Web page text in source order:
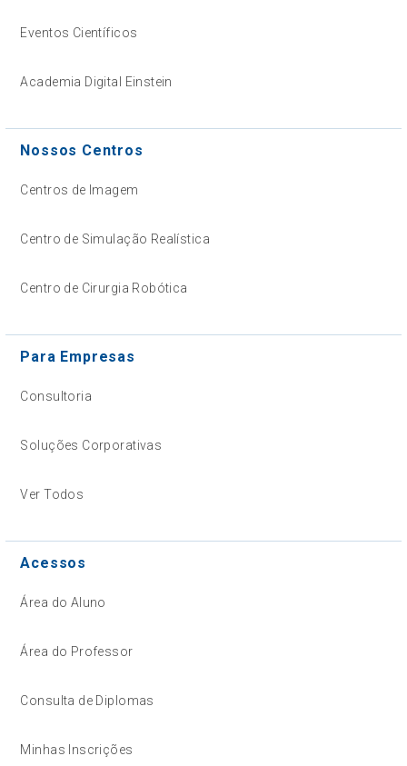
Eventos Científicos
Academia Digital Einstein
Nossos Centros
Centros de Imagem
Centro de Simulação Realística
Centro de Cirurgia Robótica
Para Empresas
Consultoria
Soluções Corporativas
Ver Todos
Acessos
Área do Aluno
Área do Professor
Consulta de Diplomas
Minhas Inscrições